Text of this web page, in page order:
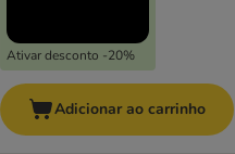
Ativar desconto -20%
Adicionar ao carrinho